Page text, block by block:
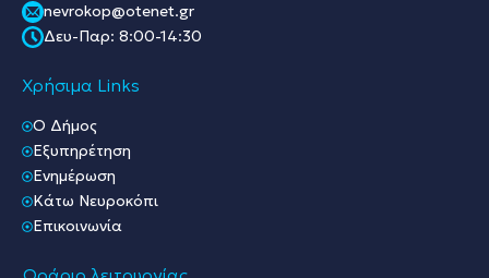
nevrokop@otenet.gr
Δευ-Παρ: 8:00-14:30
Χρήσιμα Links
O Δήμος
Εξυπηρέτηση
Ενημέρωση
Κάτω Νευροκόπι
Επικοινωνία